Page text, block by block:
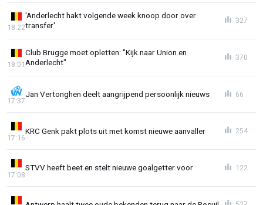
'Anderlecht hakt volgende week knoop door over
transfer'
18:22
327
Club Brugge moet opletten: "Kijk naar Union en
Anderlecht"
18:01
370
Jan Vertonghen deelt aangrijpend persoonlijk nieuws
17:37
66
KRC Genk pakt plots uit met komst nieuwe aanvaller
17:16
254
STVV heeft beet en stelt nieuwe goalgetter voor
17:08
122